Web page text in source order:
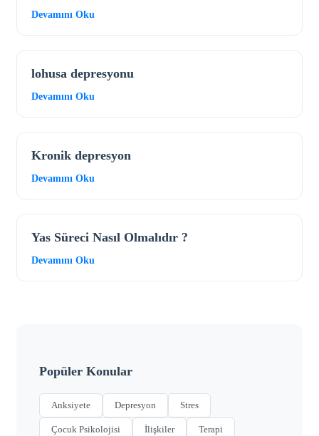
Devamını Oku
lohusa depresyonu
Devamını Oku
Kronik depresyon
Devamını Oku
Yas Süreci Nasıl Olmalıdır ?
Devamını Oku
Popüler Konular
Anksiyete Depresyon Stres
Çocuk Psikolojisi İlişkiler Terapi